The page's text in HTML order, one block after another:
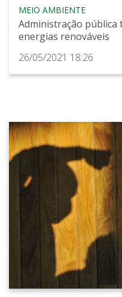
MEIO AMBIENTE
Administração pública
energias renováveis
26/05/2021 18:26